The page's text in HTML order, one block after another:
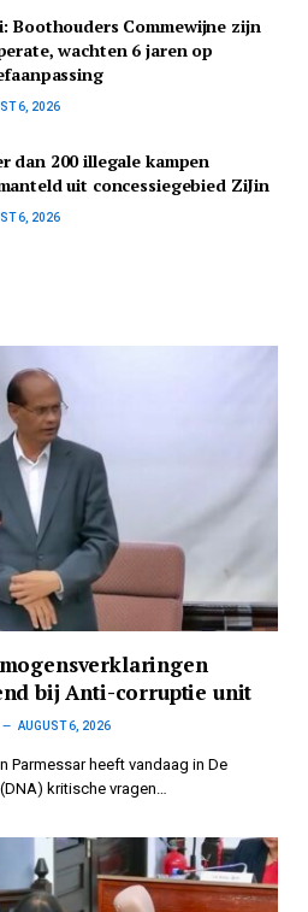
Boothouders Commewijne zijn
wachten 6 jaren op
6, 2026
dan 200 illegale kampen
uit concessiegebied ZiJin
6, 2026
bij Anti-corruptie unit
AUGUST 6, 2026
Parmessar heeft vandaag in De
kritische vragen…